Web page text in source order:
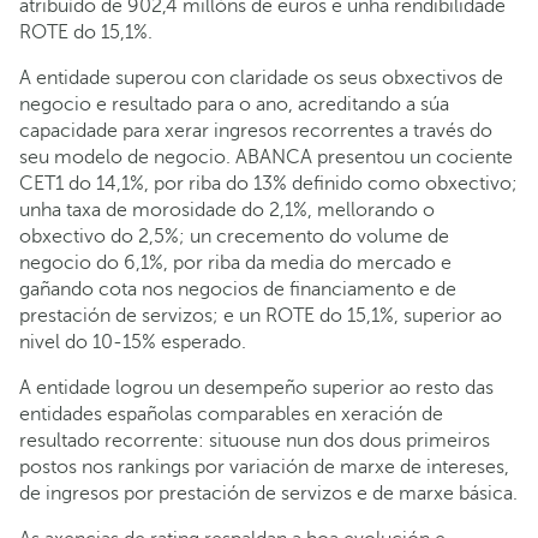
atribuído de 902,4 millóns de euros e unha rendibilidade
ROTE do 15,1%.
A entidade superou con claridade os seus obxectivos de
negocio e resultado para o ano, acreditando a súa
capacidade para xerar ingresos recorrentes a través do
seu modelo de negocio. ABANCA presentou un cociente
CET1 do 14,1%, por riba do 13% definido como obxectivo;
unha taxa de morosidade do 2,1%, mellorando o
obxectivo do 2,5%; un crecemento do volume de
negocio do 6,1%, por riba da media do mercado e
gañando cota nos negocios de financiamento e de
prestación de servizos; e un ROTE do 15,1%, superior ao
nivel do 10-15% esperado.
A entidade logrou un desempeño superior ao resto das
entidades españolas comparables en xeración de
resultado recorrente: situouse nun dos dous primeiros
postos nos rankings por variación de marxe de intereses,
de ingresos por prestación de servizos e de marxe básica.